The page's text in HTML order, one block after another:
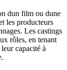
dun film ou dune
les producteurs
Les castings
rôles, en tenant
capacité à